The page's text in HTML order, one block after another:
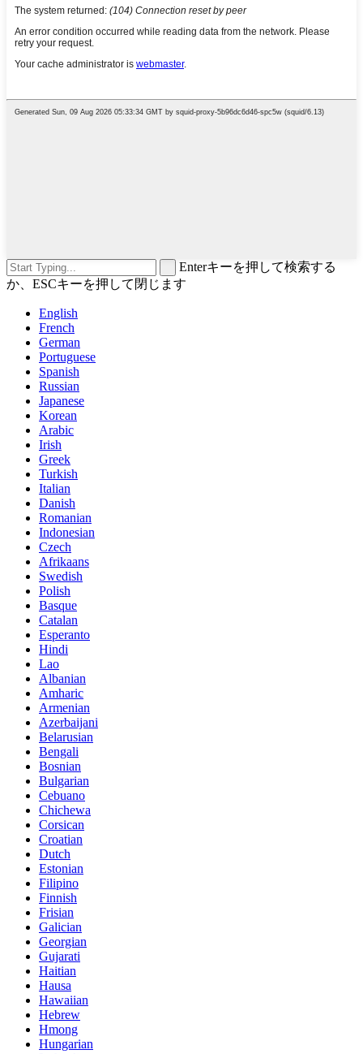
Enterキーを押して検索する
か、ESCキーを押して閉じます
English
French
German
Portuguese
Spanish
Russian
Japanese
Korean
Arabic
Irish
Greek
Turkish
Italian
Danish
Romanian
Indonesian
Czech
Afrikaans
Swedish
Polish
Basque
Catalan
Esperanto
Hindi
Lao
Albanian
Amharic
Armenian
Azerbaijani
Belarusian
Bengali
Bosnian
Bulgarian
Cebuano
Chichewa
Corsican
Croatian
Dutch
Estonian
Filipino
Finnish
Frisian
Galician
Georgian
Gujarati
Haitian
Hausa
Hawaiian
Hebrew
Hmong
Hungarian